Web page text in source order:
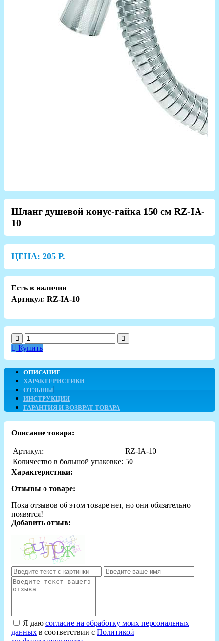
Шланг душевой конус-гайка 150 см RZ-IA-
10
ЦЕНА: 205 Р.
Есть в наличии
Артикул: RZ-IA-10
Купить
ОПИСАНИЕ
ХАРАКТЕРИСТИКИ
ОТЗЫВЫ
ИНСТРУКЦИИ
ГАРАНТИЯ И ВОЗВРАТ ТОВАРА
Описание товара:
Артикул:
RZ-IA-10
Количество в большой упаковке: 50
Характеристики:
Отзывы о товаре:
Пока отзывов об этом товаре нет, но они обязательно
появятся!
Добавить отзыв:
Я даю согласие на обработку моих персональных
данных в соответствии с Политикой